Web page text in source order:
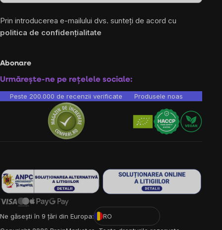
Prin introducerea e-mailului dvs. sunteți de acord cu
politica de confidențialitate
Abonare
Urmărește-ne pe rețelele sociale:
Peste 200.000 de recenzii verificate Produsele noastre sunt
Ne găsești în 9 țări din Europa:
RO